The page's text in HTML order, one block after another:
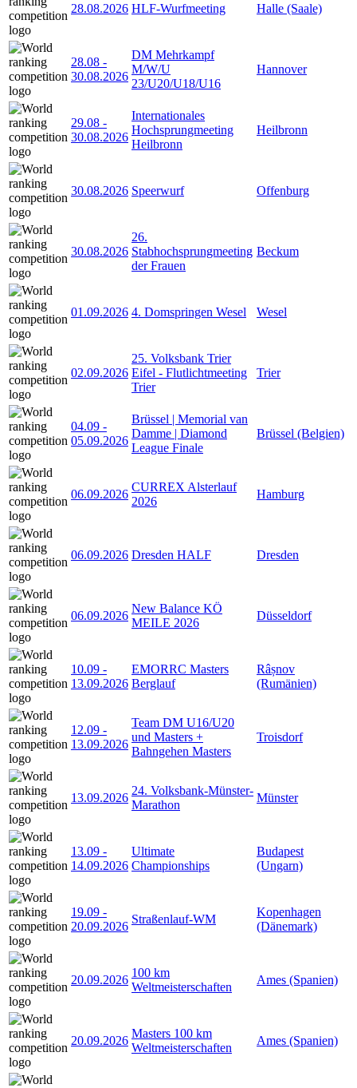
28.08.2026 HLF-Wurfmeeting Halle (Saale)
28.08 -
30.08.2026
DM Mehrkampf
M/W/U
23/U20/U18/U16
Hannover
29.08 -
30.08.2026
Internationales
Hochsprungmeeting
Heilbronn
Heilbronn
30.08.2026 Speerwurf Offenburg
30.08.2026
26.
Stabhochsprungmeeting
der Frauen
Beckum
01.09.2026 4. Domspringen Wesel Wesel
02.09.2026
25. Volksbank Trier
Eifel - Flutlichtmeeting
Trier
Trier
04.09 -
05.09.2026
Brüssel | Memorial van
Damme | Diamond
League Finale
Brüssel (Belgien)
06.09.2026
CURREX Alsterlauf
2026
Hamburg
06.09.2026 Dresden HALF Dresden
06.09.2026
New Balance KÖ
MEILE 2026
Düsseldorf
10.09 -
13.09.2026
EMORRC Masters
Berglauf
Râșnov
(Rumänien)
12.09 -
13.09.2026
Team DM U16/U20
und Masters +
Bahngehen Masters
Troisdorf
13.09.2026
24. Volksbank-Münster-
Marathon
Münster
13.09 -
14.09.2026
Ultimate
Championships
Budapest
(Ungarn)
19.09 -
20.09.2026
Straßenlauf-WM
Kopenhagen
(Dänemark)
20.09.2026
100 km
Weltmeisterschaften
Ames (Spanien)
20.09.2026
Masters 100 km
Weltmeisterschaften
Ames (Spanien)